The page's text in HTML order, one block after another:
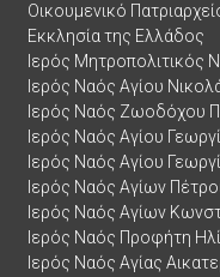
Οικουμενικό
Εκκλησία της Ελλάδος
Ιερός Μητροπολιτικός
Ιερός Ναός Αγίου
Ιερός Ναός Ζωοδόχου
Ιερός Ναός Αγίου
Ιερός Ναός Αγίου
Ιερός Ναός Αγίων
Ιερός Ναός Αγίων
Ιερός Ναός Προφήτη
Ιερός Ναός Αγίας